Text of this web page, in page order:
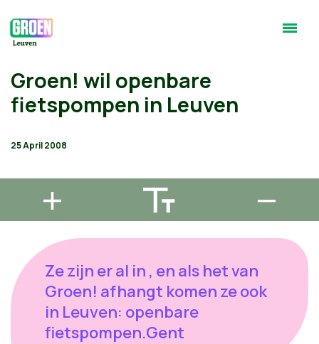
Groen! wil openbare
fietspompen in Leuven
25 April 2008
Ze zijn er al in , en als het van
Groen! afhangt komen ze ook
in Leuven: openbare
fietspompen.Gent